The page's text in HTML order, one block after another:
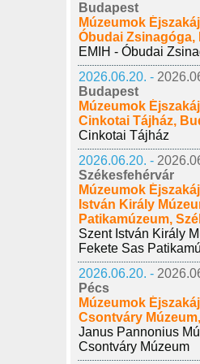
Budapest
Múzeumok
Óbudai Zsinagóga,
EMIH - Óbudai
2026.06.20. -
Budapest
Múzeumok
Cinkotai Tájház,
Cinkotai Tájház
2026.06.20. -
Székesfehérvár
Múzeumok
István Király
Patikamúzeum,
Szent István Király
Fekete Sas
2026.06.20. -
Pécs
Múzeumok
Csontváry
Janus Pannonius
Csontváry Múzeum